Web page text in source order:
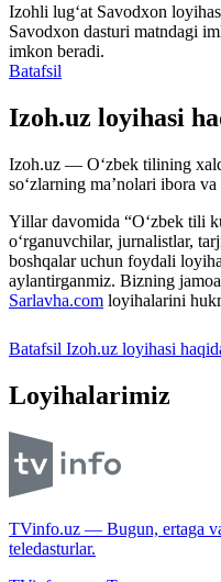
Izohli lugʻat Savodxon
Savodxon dasturi matndagi
imkon beradi.
Batafsil
Izoh.uz loyihasi
Izoh.uz — O‘zbek tilining
so‘zlarning ma’nolari ibora
Yillar davomida “O‘zbek tili
o‘rganuvchilar, jurnalistlar,
boshqalar uchun foydali
aylantirganmiz. Bizning jamoa
Sarlavha.com loyihalarini
Batafsil Izoh.uz loyihasi
Loyihalarimiz
TVinfo.uz — Bugun, ertaga
teledasturlar.